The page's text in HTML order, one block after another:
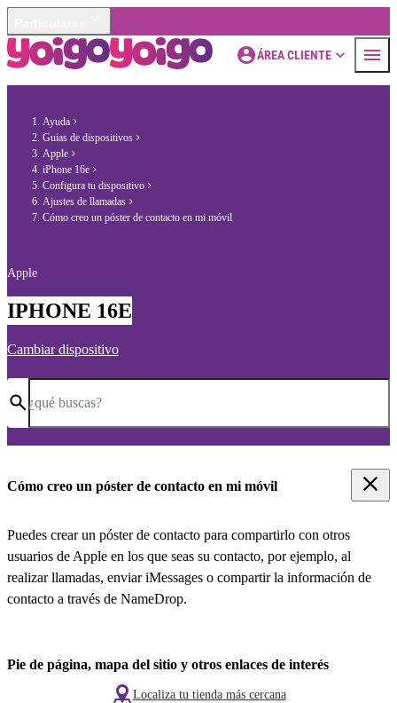
ÁREA CLIENTE
Ayuda
Guías de dispositivos
Apple
iPhone 16e
Configura tu dispositivo
Ajustes de llamadas
Cómo creo un póster de contacto en mi móvil
Apple
IPHONE 16E
Cambiar dispositivo
¿qué buscas?
Cómo creo un póster de contacto en mi móvil
Puedes crear un póster de contacto para compartirlo con otros
usuarios de Apple en los que seas su contacto, por ejemplo, al
realizar llamadas, enviar iMessages o compartir la información de
contacto a través de NameDrop.
Pie de página, mapa del sitio y otros enlaces de interés
Localiza tu tienda más cercana